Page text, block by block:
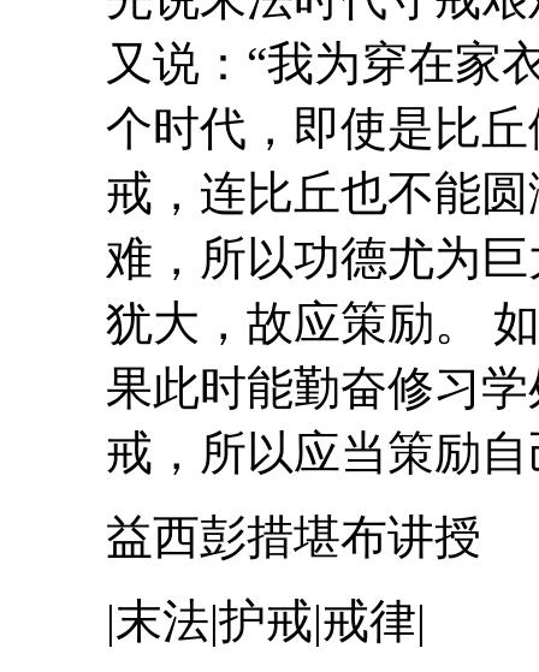
又说：“我为穿在家
个时代，即使是比
戒，连比丘也不能
难，所以功德尤为
犹大，故应策励。
果此时能勤奋修习
戒 ，所以应当策励
益西彭措堪布讲授
|末法|护戒|戒律|